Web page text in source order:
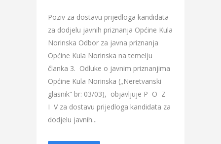
Poziv za dostavu prijedloga kandidata
za dodjelu javnih priznanja Općine Kula
Norinska Odbor za javna priznanja
Općine Kula Norinska na temelju
članka 3. Odluke o javnim priznanjima
Općine Kula Norinska („Neretvanski
glasnik“ br: 03/03), objavljuje P O Z
I V za dostavu prijedloga kandidata za
dodjelu javnih...